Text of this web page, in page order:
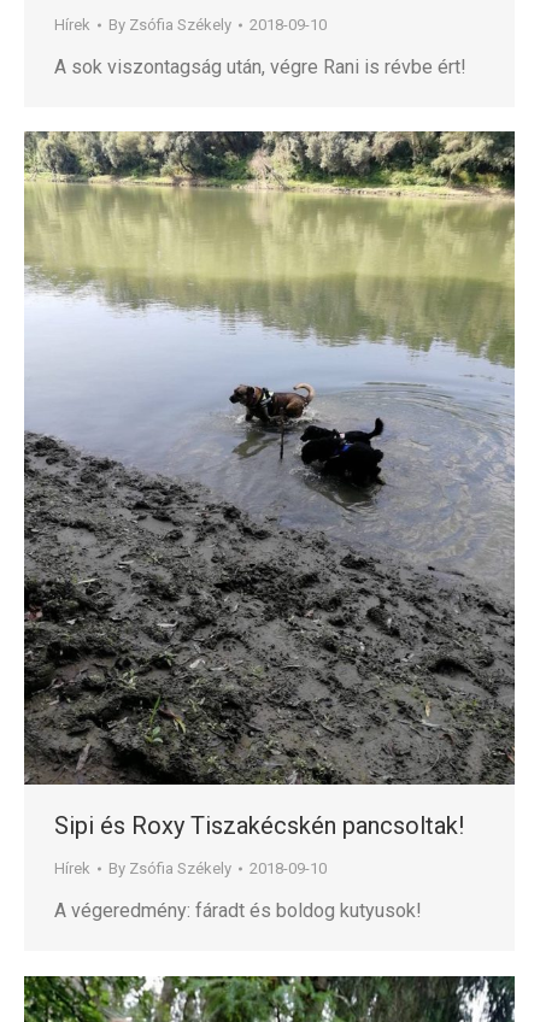
Hírek By Zsófia Székely 2018-09-10
A sok viszontagság után, végre Rani is révbe ért!
Sipi és Roxy Tiszakécskén pancsoltak!
Hírek By Zsófia Székely 2018-09-10
A végeredmény: fáradt és boldog kutyusok!